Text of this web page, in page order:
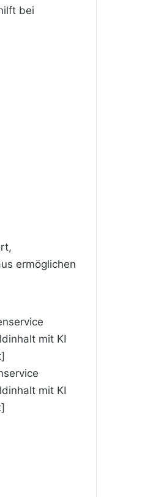
bei
ermöglichen
mit KI